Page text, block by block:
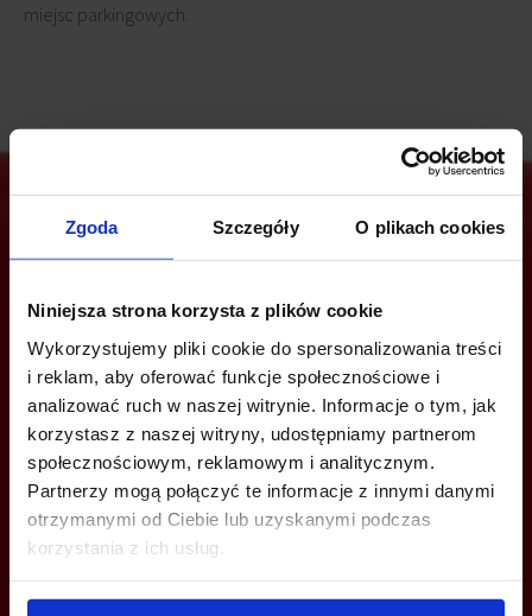
Zgoda Szczegóły O plikach cookies
Niniejsza strona korzysta z plików cookie
Wykorzystujemy pliki cookie do spersonalizowania treści
i reklam, aby oferować funkcje społecznościowe i
analizować ruch w naszej witrynie. Informacje o tym, jak
korzystasz z naszej witryny, udostępniamy partnerom
społecznościowym, reklamowym i analitycznym.
Partnerzy mogą połączyć te informacje z innymi danymi
otrzymanymi od Ciebie lub uzyskanymi podczas
korzystania z ich usług.
miejsc parkingowych.
Jesteś zainteresowany tą ofertą?
ZADZWOŃ I DOWIEDZ SIĘ WIĘCEJ
+48 660 661 183
wroclaw@bazabiur.pl